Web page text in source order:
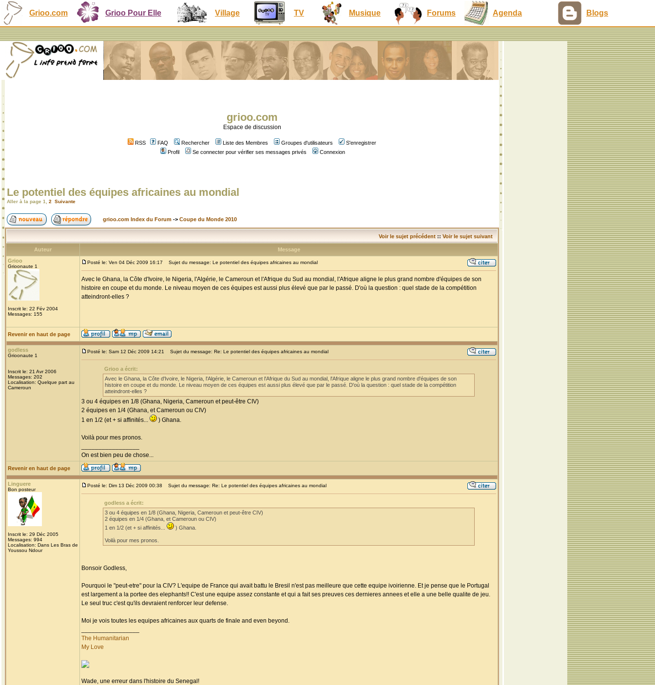
Grioo.com Grioo Pour Elle Village TV Musique Forums Agenda Blogs
grioo.com
Espace de discussion
RSS FAQ Rechercher Liste des Membres Groupes d'utilisateurs
S'enregistrer
Profil
Se connecter pour vérifier ses messages privés Connexion
Le potentiel des équipes africaines au mondial
Aller à la page 1 2 Suivante
grioo.com Index du Forum -> Coupe du Monde 2010
Voir le sujet précédent :: Voir le sujet suivant
Auteur
Message
Grioo
Grioonaute 1
Inscrit le: 22 Fév 2004
Messages: 155
Posté le: Ven 04 Déc 2009 16:17 Sujet du message: Le potentiel des équipes africaines au mondial
Avec le Ghana, la Côte d'Ivoire, le Nigeria, l'Algérie, le Cameroun et l'Afrique du Sud au mondial, l'Afrique aligne le plus grand nombre d'équipes de son
histoire en coupe et du monde. Le niveau moyen de ces équipes est aussi plus élevé que par le passé. D'où la question : quel stade de la compétition
atteindront-elles ?
Revenir en haut de page
godless
Grioonaute 1
Inscrit le: 21 Avr 2006
Messages: 202
Localisation: Quelque part au
Cameroun
Posté le: Sam 12 Déc 2009 14:21 Sujet du message: Re: Le potentiel des équipes africaines au mondial
Grioo a écrit:
Avec le Ghana, la Côte d'Ivoire, le Nigeria, l'Algérie, le Cameroun et l'Afrique du Sud au mondial, l'Afrique aligne le plus grand nombre d'équipes de son
histoire en coupe et du monde. Le niveau moyen de ces équipes est aussi plus élevé que par le passé. D'où la question : quel stade de la compétition
atteindront-elles ?
3 ou 4 équipes en 1/8 (Ghana, Nigeria, Cameroun et peut-être CIV)
2 équipes en 1/4 (Ghana, et Cameroun ou CIV)
1 en 1/2 (et + si affinités...
) Ghana.
Voilà pour mes pronos.
On est bien peu de chose...
Revenir en haut de page
Linguere
Bon posteur
Inscrit le: 29 Déc 2005
Messages: 994
Localisation: Dans Les Bras de
Youssou Ndour
Posté le: Dim 13 Déc 2009 00:38 Sujet du message: Re: Le potentiel des équipes africaines au mondial
godless a écrit:
3 ou 4 équipes en 1/8 (Ghana, Nigeria, Cameroun et peut-être CIV)
2 équipes en 1/4 (Ghana, et Cameroun ou CIV)
1 en 1/2 (et + si affinités...
) Ghana.
Voilà pour mes pronos.
Bonsoir Godless,
Pourquoi le "peut-etre" pour la CIV? L'equipe de France qui avait battu le Bresil n'est pas meilleure que cette equipe ivoirienne. Et je pense que le Portugal
est largement a la portee des elephants!! C'est une equipe assez constante et qui a fait ses preuves ces dernieres annees et elle a une belle qualite de jeu.
Le seul truc c'est qu'ils devraient renforcer leur defense.
Moi je vois toutes les equipes africaines aux quarts de finale and even beyond.
The Humanitarian
My Love
Wade, une erreur dans l'histoire du Senegal!